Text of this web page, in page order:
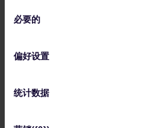
必要的
偏好设置
统计数据
汉堡，德国的海洋之都。这座历史港
是文化创新的策源地，古今风情在此
探访世上最大的仓储区“
畔是装卸码头的节奏交响，呼吸
在迷你仙境
您将体验